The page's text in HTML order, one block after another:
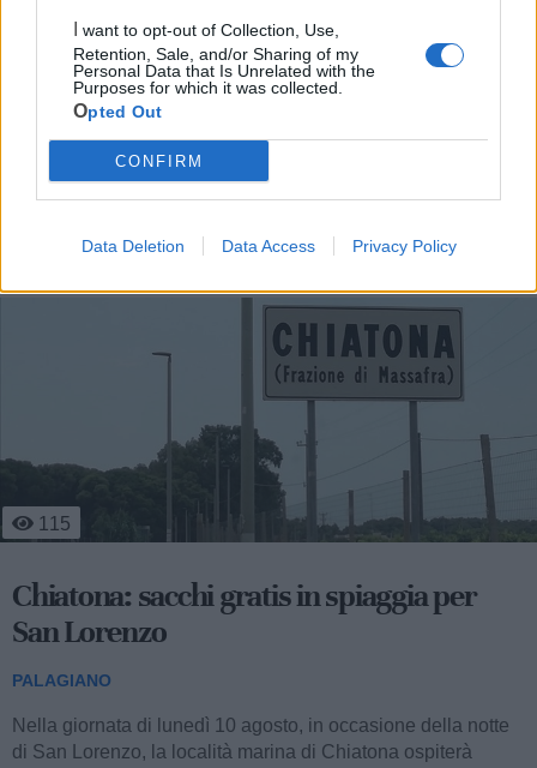
Retention, Sale, and/or Sharing of my
Personal Data that Is Unrelated with the
Purposes for which it was collected.
Opted Out
CONFIRM
Data Deletion Data Access Privacy Policy
Scopri tutte le notizie, gli eventi e la Web TV di Cia Puglia - Area
Due Mari
Le ultime notizie di Palagiano
115
Chiatona: sacchi gratis in spiaggia per
San Lorenzo
PALAGIANO
Nella giornata di lunedì 10 agosto, in occasione della notte
di San Lorenzo, la località marina di Chiatona ospiterà